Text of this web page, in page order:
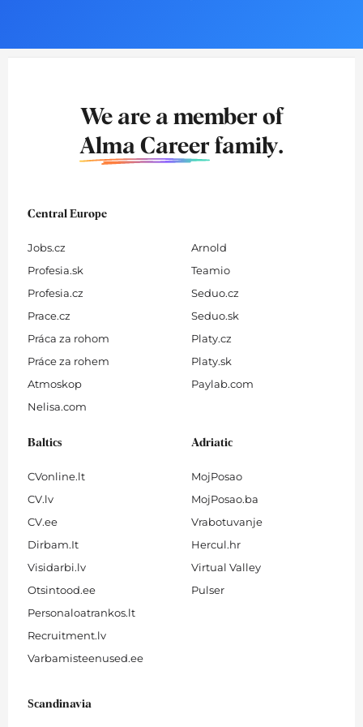
We are a member of
Alma Career family.
Central Europe
Jobs.cz
Profesia.sk
Profesia.cz
Prace.cz
Práca za rohom
Práce za rohem
Atmoskop
Nelisa.com
Arnold
Teamio
Seduo.cz
Seduo.sk
Platy.cz
Platy.sk
Paylab.com
Baltics
CVonline.lt
CV.lv
CV.ee
Dirbam.It
Visidarbi.lv
Otsintood.ee
Personaloatrankos.lt
Recruitment.lv
Varbamisteenused.ee
Adriatic
MojPosao
MojPosao.ba
Vrabotuvanje
Hercul.hr
Virtual Valley
Pulser
Scandinavia